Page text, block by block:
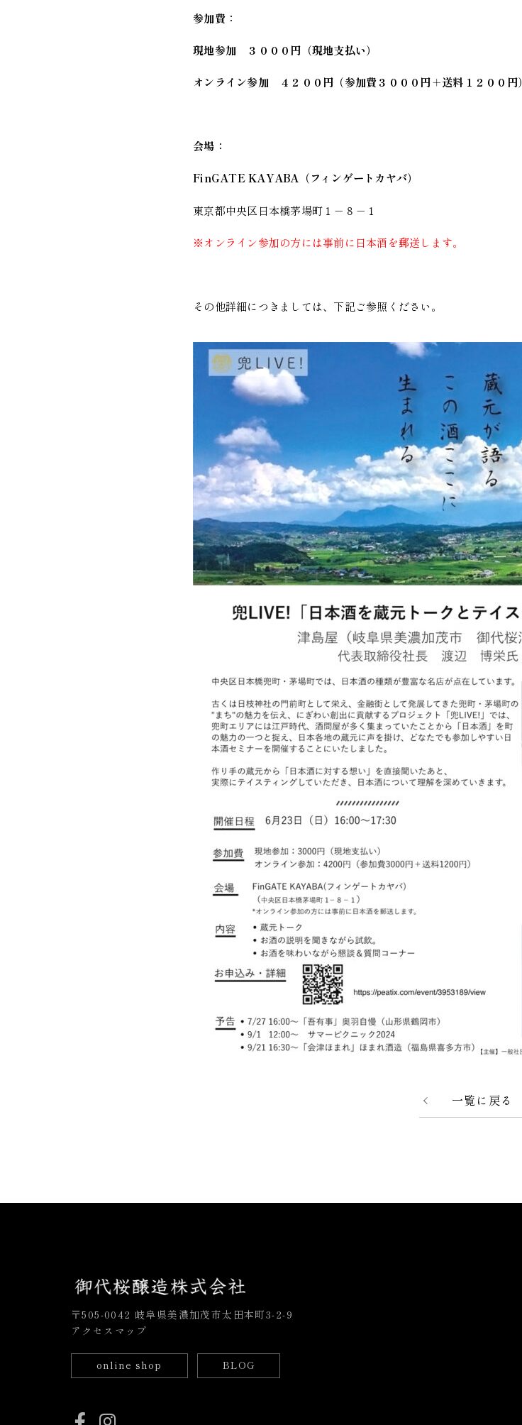
参加費：
現地参加 ３０００円（現地支払い）
オンライン参加 ４２００円（参加費３０００円＋送料１２００円）
会場：
FinGATE KAYABA（フィンゲートカヤバ）
東京都中央区日本橋茅場町１－８－１
※オンライン参加の方には事前に日本酒を郵送します。
その他詳細につきましては、下記ご参照ください。
一覧に戻る
〒505-0042 岐阜県美濃加茂市太田本町3-2-9
アクセスマップ
online shop BLOG